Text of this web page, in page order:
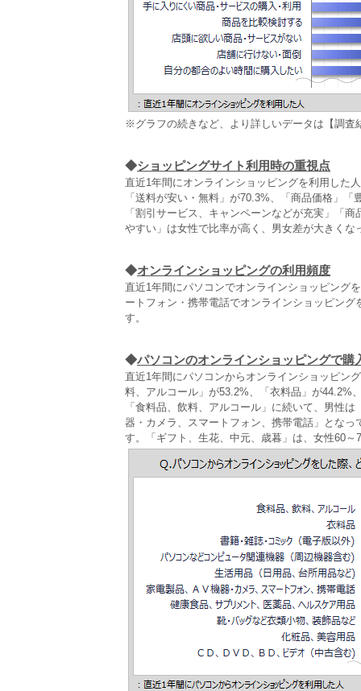
※グラフの続きなど、より詳しいデータは【調査
◆ショッピングサイト利用時の重視点
直近1年間にオンラインショッピングを利用した
「送料が安い・無料」が70.3%、「商品価格」
「割引サービス、キャンペーンなどが充実」「
やすい」は女性で比率が高く、男女差が大きくな
◆オンラインショッピングの利用頻度
直近1年間にパソコンでオンラインショッピング
ートフォン・携帯電話でオンラインショッピン
す。
◆パソコンのオンラインショッピングで購
直近1年間にパソコンからオンラインショッピン
料、アルコール」が53.2%、「衣料品」が44.2%
「食料品、飲料、アルコール」に続いて、男性
器・カメラ、スマートフォン、携帯電話」とな
す。「ギフト、生花、中元、歳暮」は、女性60～